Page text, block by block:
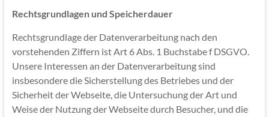
Rechtsgrundlagen und Speicherdauer
Rechtsgrundlage der Datenverarbeitung nach den
vorstehenden Ziffern ist Art 6 Abs. 1 Buchstabe f DSGVO.
Unsere Interessen an der Datenverarbeitung sind
insbesondere die Sicherstellung des Betriebes und der
Sicherheit der Webseite, die Untersuchung der Art und
Weise der Nutzung der Webseite durch Besucher, und die